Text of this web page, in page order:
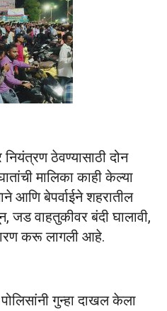
ठेवण्यासाठी दोन
मालिका काही केल्या
आणि बेपर्वाईने शहरातील
जड वाहतुकीवर बंदी घालावी,
करू लागली आहे.
गुन्हा दाखल केला